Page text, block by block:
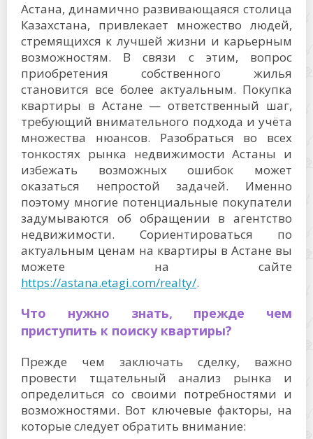
Астана, динамично развивающаяся столица
Казахстана, привлекает множество людей,
стремящихся к лучшей жизни и карьерным
возможностям. В связи с этим, вопрос
приобретения собственного жилья
становится все более актуальным. Покупка
квартиры в Астане — ответственный шаг,
требующий внимательного подхода и учёта
множества нюансов. Разобраться во всех
тонкостях рынка недвижимости Астаны и
избежать возможных ошибок может
оказаться непростой задачей. Именно
поэтому многие потенциальные покупатели
задумываются об обращении в агентство
недвижимости. Сориентироваться по
актуальным ценам на квартиры в Астане вы
можете на сайте
https://astana.etagi.com/realty/.
Что нужно знать, прежде чем
приступить к поиску квартиры?
Прежде чем заключать сделку, важно
провести тщательный анализ рынка и
определиться со своими потребностями и
возможностями. Вот ключевые факторы, на
которые следует обратить внимание: